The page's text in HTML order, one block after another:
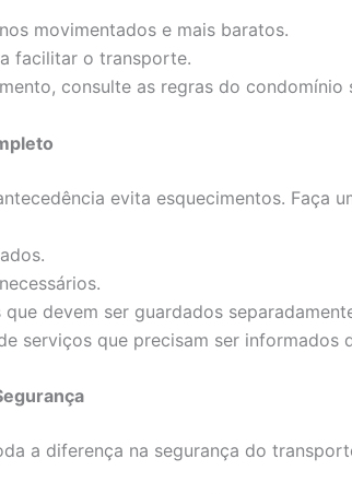
movimentados e mais baratos.
facilitar o transporte.
consulte as regras do condomínio
evita esquecimentos. Faça
devem ser guardados
serviços que precisam ser informados
a diferença na segurança do